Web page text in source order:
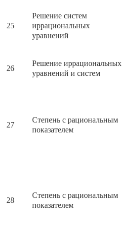
25
Решение систем
иррациональных
уравнений
26
Решение иррациональных
уравнений и систем
27
Степень с рациональным
показателем
28
Степень с рациональным
показателем